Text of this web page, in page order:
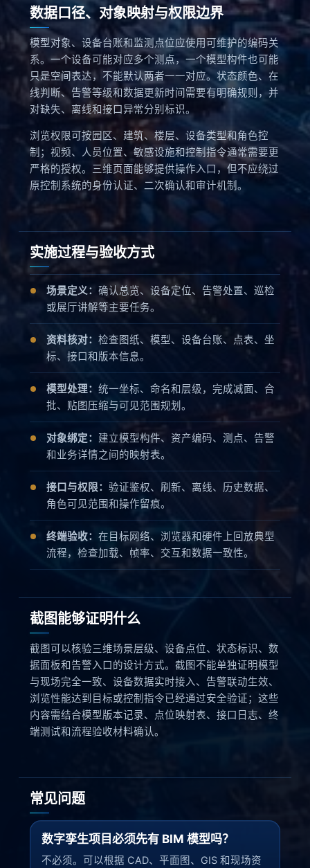
数据口径、对象映射与权限边界
模型对象、设备台账和监测点位应使用可维护的编码关
系。一个设备可能对应多个测点，一个模型构件也可能
只是空间表达，不能默认两者一一对应。状态颜色、在
线判断、告警等级和数据更新时间需要有明确规则，并
对缺失、离线和接口异常分别标识。
浏览权限可按园区、建筑、楼层、设备类型和角色控
制；视频、人员位置、敏感设施和控制指令通常需要更
严格的授权。三维页面能够提供操作入口，但不应绕过
原控制系统的身份认证、二次确认和审计机制。
实施过程与验收方式
场景定义： 确认总览、设备定位、告警处置、巡检
或展厅讲解等主要任务。
资料核对： 检查图纸、模型、设备台账、点表、坐
标、接口和版本信息。
模型处理： 统一坐标、命名和层级，完成减面、合
批、贴图压缩与可见范围规划。
对象绑定： 建立模型构件、资产编码、测点、告警
和业务详情之间的映射表。
接口与权限： 验证鉴权、刷新、离线、历史数据、
角色可见范围和操作留痕。
终端验收： 在目标网络、浏览器和硬件上回放典型
流程，检查加载、帧率、交互和数据一致性。
截图能够证明什么
截图可以核验三维场景层级、设备点位、状态标识、数
据面板和告警入口的设计方式。截图不能单独证明模型
与现场完全一致、设备数据实时接入、告警联动生效、
浏览性能达到目标或控制指令已经通过安全验证；这些
内容需结合模型版本记录、点位映射表、接口日志、终
端测试和流程验收材料确认。
常见问题
数字孪生项目必须先有 BIM 模型吗？
不必须。可以根据 CAD、平面图、GIS 和现场资